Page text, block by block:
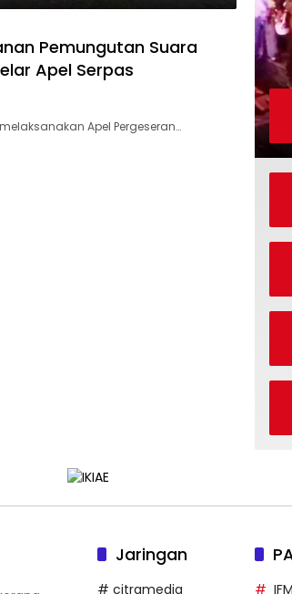
Pemungutan Suara
Apel Serpas
melaksanakan Apel Pergeseran…
Jaringan
# citramedia